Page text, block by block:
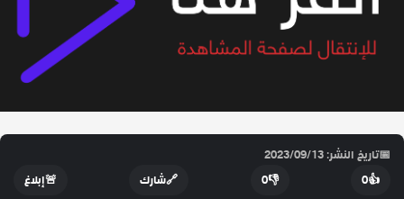
📅تاريخ النشر: 2023/09/13
👍
0
👎
0
🔗شارك 🚨إبلاغ